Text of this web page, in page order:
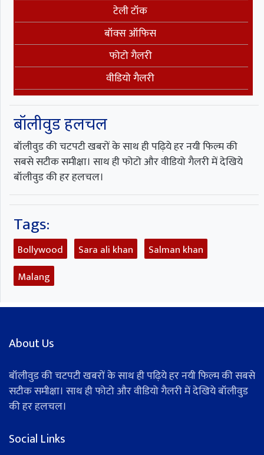
टेली टॉक
बॉक्स ऑफिस
फोटो गैलरी
वीडियो गैलरी
बॉलीवुड हलचल
बॉलीवुड की चटपटी खबरों के साथ ही पढ़िये हर नयी फिल्म की
सबसे सटीक समीक्षा। साथ ही फोटो और वीडियो गैलरी में देखिये
बॉलीवुड की हर हलचल।
Tags:
Bollywood Sara ali khan
Salman khan
Malang
About Us
बॉलीवुड की चटपटी खबरों के साथ ही पढ़िये हर नयी फिल्म की सबसे
सटीक समीक्षा। साथ ही फोटो और वीडियो गैलरी में देखिये बॉलीवुड
की हर हलचल।
Social Links